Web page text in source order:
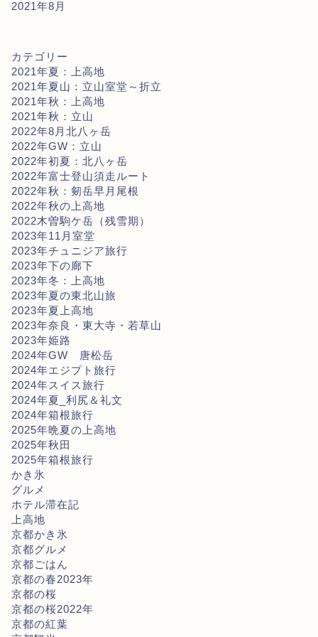
2021年8月
カテゴリー
2021年夏：上高地
2021年夏山：立山室堂～折立
2021年秋：上高地
2021年秋：立山
2022年8月北八ヶ岳
2022年GW：立山
2022年初夏：北八ヶ岳
2022年富士登山須走ルート
2022年秋：剱岳早月尾根
2022年秋の上高地
2022木曽駒ケ岳（残雪期）
2023年11月室堂
2023年チュニジア旅行
2023年下の廊下
2023年冬：上高地
2023年夏の東北山旅
2023年夏上高地
2023年奈良・東大寺・若草山
2023年姫路
2024年GW 唐松岳
2024年エジプト旅行
2024年スイス旅行
2024年夏_利尻＆礼文
2024年箱根旅行
2025年晩夏の上高地
2025年秋田
2025年箱根旅行
かき氷
グルメ
ホテル滞在記
上高地
京都かき氷
京都グルメ
京都ごはん
京都の春2023年
京都の桜
京都の桜2022年
京都の紅葉